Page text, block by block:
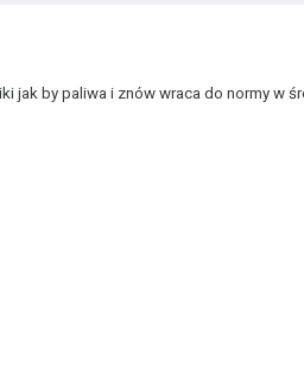
jak by paliwa i znów wraca do normy w